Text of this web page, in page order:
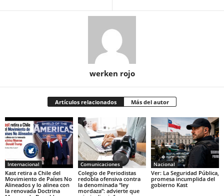
werken rojo
Artículos relacionados Más del autor
Internacional
Kast retira a Chile del
Movimiento de Países No
Alineados y lo alinea con
la renovada Doctrina
Comunicaciones
Colegio de Periodistas
redobla ofensiva contra
la denominada “ley
mordaza”: advierte que
Nacional
Ver: La Seguridad Pública,
promesa incumplida del
gobierno Kast